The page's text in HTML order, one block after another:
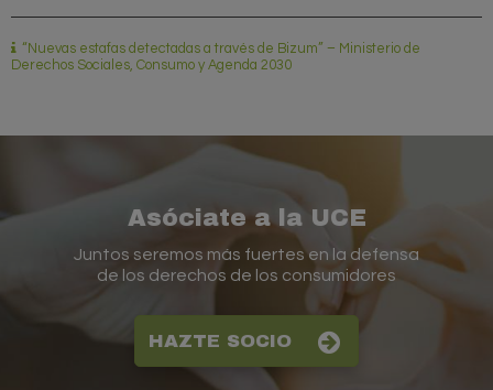
“Nuevas estafas detectadas a través de Bizum” – Ministerio de
Derechos Sociales, Consumo y Agenda 2030
Asóciate a la UCE
Juntos seremos más fuertes en la defensa
de los derechos de los consumidores
HAZTE SOCIO